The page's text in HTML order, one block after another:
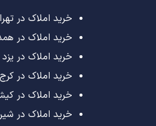
خرید املاک در
خرید املاک در
خرید املاک در یزد
خرید املاک در کرج
خرید املاک در
خرید املاک در